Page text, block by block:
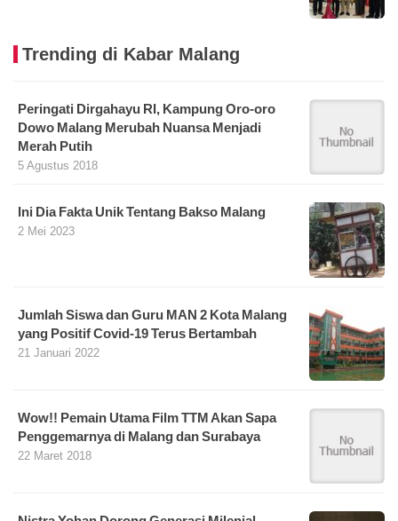
Trending di Kabar Malang
Peringati Dirgahayu RI, Kampung Oro-oro
Dowo Malang Merubah Nuansa Menjadi
Merah Putih
5 Agustus 2018
Ini Dia Fakta Unik Tentang Bakso Malang
2 Mei 2023
Jumlah Siswa dan Guru MAN 2 Kota Malang
yang Positif Covid-19 Terus Bertambah
21 Januari 2022
Wow!! Pemain Utama Film TTM Akan Sapa
Penggemarnya di Malang dan Surabaya
22 Maret 2018